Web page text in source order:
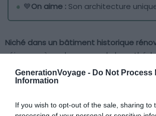
GenerationVoyage - Do Not Process
Information
If you wish to opt-out of the sale, sharing to
💙On aime : Son architecture
Niché dans un bâtiment historique
séjournez à quelques pas de la
du quartier de la mode. Vous pouvez
rejoindre facilement la gare centrale de